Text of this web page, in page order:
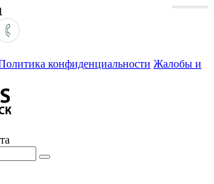
конфиденциальности Жалобы и